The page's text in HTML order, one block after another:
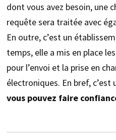
dont vous avez besoin, une
requête sera traitée avec
En outre, c’est un
temps, elle a mis en place
pour l’envoi et la prise en
électroniques. En bref, c’est
vous pouvez faire